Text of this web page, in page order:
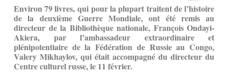
Environ 79 livres, qui pour la plupart traitent de l’histoire
de la deuxième Guerre Mondiale, ont été remis au
directeur de la Bibliothèque nationale, François Ondayi-
Akiera, par l’ambassadeur extraordinaire et
plénipotentiaire de la Fédération de Russie au Congo,
Valery Mikhaylov, qui était accompagné du directeur du
Centre culturel russe, le 11 février.